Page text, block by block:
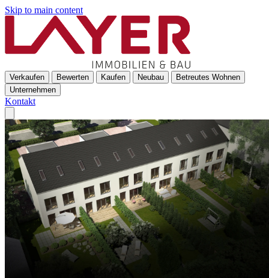
Skip to main content
Verkaufen Bewerten Kaufen Neubau
Betreutes Wohnen
Unternehmen
Kontakt